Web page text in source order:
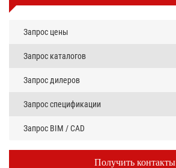
Запрос цены
Запрос каталогов
Запрос дилеров
Запрос спецификации
Запрос BIM / CAD
Получить контакты